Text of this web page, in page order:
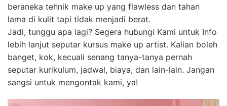
beraneka tehnik make up yang flawless dan tahan
lama di kulit tapi tidak menjadi berat.
Jadi, tunggu apa lagi? Segera hubungi Kami untuk Info
lebih lanjut seputar kursus make up artist. Kalian boleh
banget, kok, kecuali senang tanya-tanya pernah
seputar kurikulum, jadwal, biaya, dan lain-lain. Jangan
sangsi untuk mengontak kami, ya!